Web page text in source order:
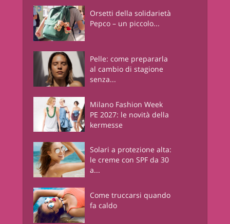
Orsetti della solidarietà
Pepco – un piccolo...
Pelle: come prepararla
al cambio di stagione
senza...
Milano Fashion Week
PE 2027: le novità della
kermesse
Solari a protezione alta:
le creme con SPF da 30
a...
Come truccarsi quando
fa caldo